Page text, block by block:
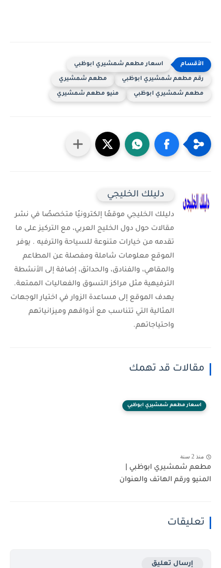
اسعار مطعم شمشيري ابوظبي
رقم مطعم شمشيري ابوظبي مطعم شمشيري
مطعم شمشيري ابوظبي منيو مطعم شمشيري
دليلك الخليجي
دليلك الخليجي موقعًا إلكترونيًا متخصصًا في نشر
مقالات حول دول الخليج العربي، مع التركيز على ما
تقدمه من خيارات متنوعة للسياحة والترفيه . يوفر
الموقع معلومات شاملة ومفصلة عن المطاعم
والمقاهي، والفنادق، والحدائق، إضافة إلى الأنشطة
الترفيهية مثل مراكز التسوق والفعاليات الممتعة.
يهدف الموقع إلى مساعدة الزوار في اختيار الوجهات
المثالية التي تتناسب مع أذواقهم وميزانياتهم
واحتياجاتهم.
مقالات قد تهمك
اسعار مطعم شمشيري ابوظبي
منذ 2 سنة
مطعم شمشيري ابوظبي |
المنيو ورقم الهاتف والعنوان
تعليقات
إرسال تعليق